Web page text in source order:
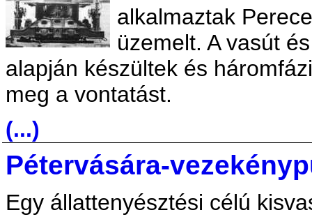
alkalmaztak
üzemelt. A vasút
alapján készültek és
meg a vontatást.
(...)
Pétervására-
Egy állattenyésztési célú